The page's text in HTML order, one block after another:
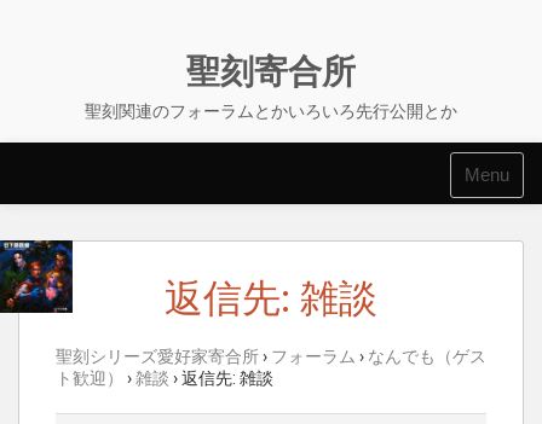
聖刻寄合所
聖刻関連のフォーラムとかいろいろ先行公開とか
Menu
返信先: 雑談
聖刻シリーズ愛好家寄合所› フォーラム › なんでも（ゲス
ト歓迎）
›雑談 ›返信先: 雑談